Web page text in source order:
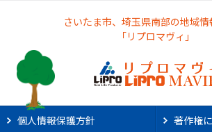
さいたま市、埼玉県南部の地域情
「リプロマヴィ」
個人情報保護方針 著作権